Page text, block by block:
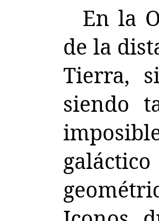
En la
de la
Tierra,
siendo